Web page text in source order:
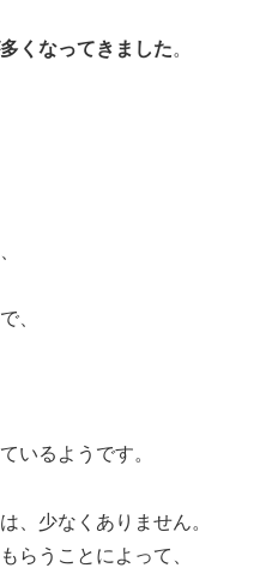
くなってきました。
、
いるようです。
、少なくありません。
らうことによって、